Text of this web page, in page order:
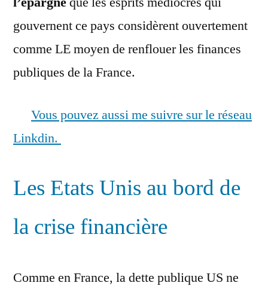
gouvernent ce pays considèrent ouvertement
comme LE moyen de renflouer les finances
publiques de la France.
Vous pouvez aussi me suivre sur le réseau
Linkdin.
Les Etats Unis au bord de
la crise financière
Comme en France, la dette publique US ne